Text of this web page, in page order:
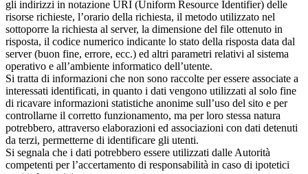
gli indirizzi in notazione URI (Uniform Resource Identifier) delle
risorse richieste, l’orario della richiesta, il metodo utilizzato nel
sottoporre la richiesta al server, la dimensione del file ottenuto in
risposta, il codice numerico indicante lo stato della risposta data dal
server (buon fine, errore, ecc.) ed altri parametri relativi al sistema
operativo e all’ambiente informatico dell’utente.
Si tratta di informazioni che non sono raccolte per essere associate a
interessati identificati, in quanto i dati vengono utilizzati al solo fine
di ricavare informazioni statistiche anonime sull’uso del sito e per
controllarne il corretto funzionamento, ma per loro stessa natura
potrebbero, attraverso elaborazioni ed associazioni con dati detenuti
da terzi, permetterne di identificare gli utenti.
Si segnala che i dati potrebbero essere utilizzati dalle Autorità
competenti per l’accertamento di responsabilità in caso di ipotetici